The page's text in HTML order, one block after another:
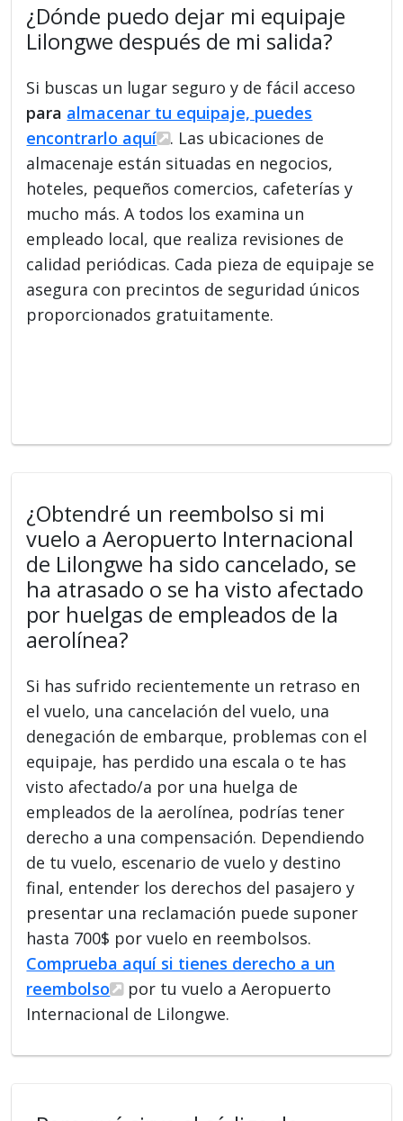
¿Dónde puedo dejar mi equipaje
Lilongwe después de mi salida?
Si buscas un lugar seguro y de fácil acceso
para almacenar tu equipaje, puedes
encontrarlo aquí
. Las ubicaciones de
almacenaje están situadas en negocios,
hoteles, pequeños comercios, cafeterías y
mucho más. A todos los examina un
empleado local, que realiza revisiones de
calidad periódicas. Cada pieza de equipaje se
asegura con precintos de seguridad únicos
proporcionados gratuitamente.
¿Obtendré un reembolso si mi
vuelo a Aeropuerto Internacional
de Lilongwe ha sido cancelado, se
ha atrasado o se ha visto afectado
por huelgas de empleados de la
aerolínea?
Si has sufrido recientemente un retraso en
el vuelo, una cancelación del vuelo, una
denegación de embarque, problemas con el
equipaje, has perdido una escala o te has
visto afectado/a por una huelga de
empleados de la aerolínea, podrías tener
derecho a una compensación. Dependiendo
de tu vuelo, escenario de vuelo y destino
final, entender los derechos del pasajero y
presentar una reclamación puede suponer
hasta 700$ por vuelo en reembolsos.
Comprueba aquí si tienes derecho a un
reembolso
por tu vuelo a Aeropuerto
Internacional de Lilongwe.